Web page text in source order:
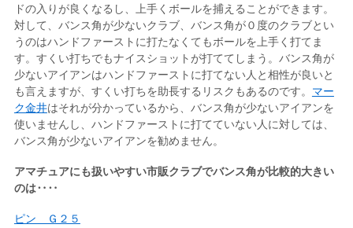
ドの入りが良くなるし、上手くボールを捕えることができます。
対して、バンス角が少ないクラブ、バンス角が０度のクラブとい
うのはハンドファーストに打たなくてもボールを上手く打てま
す。すくい打ちでもナイスショットが打ててしまう。バンス角が
少ないアイアンはハンドファーストに打てない人と相性が良いと
も言えますが、すくい打ちを助長するリスクもあるのです。 マー
ク金井はそれが分かっているから、バンス角が少ないアイアンを
使いませんし、ハンドファーストに打てていない人に対しては、
バンス角が少ないアイアンを勧めません。
アマチュアにも扱いやすい市販クラブでバンス角が比較的大きい
のは‥‥
ピン Ｇ２５